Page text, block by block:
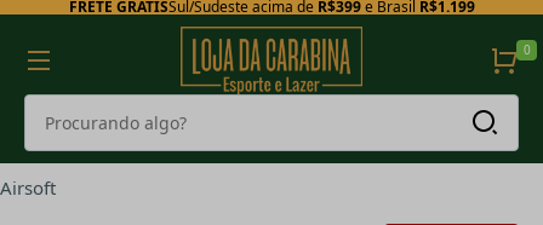
FRETE GRÁTISSul/Sudeste acima de R$399e Brasil R$1.199
0
Airsoft